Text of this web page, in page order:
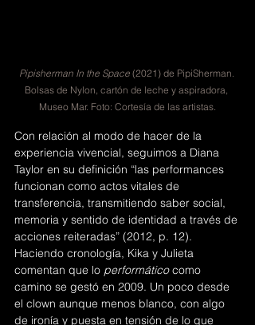
Pipisherman In the Space (2021) de PipiSherman.
Bolsas de Nylon, cartón de leche y aspiradora,
Museo Mar. Foto: Cortesía de las artistas.
Con relación al modo de hacer de la
experiencia vivencial, seguimos a Diana
Taylor en su definición “las performances
funcionan como actos vitales de
transferencia, transmitiendo saber social,
memoria y sentido de identidad a través de
acciones reiteradas” (2012, p. 12).
Haciendo cronología, Kika y Julieta
comentan que lo performático como
camino se gestó en 2009. Un poco desde
el clown aunque menos blanco, con algo
de ironía y puesta en tensión de lo que